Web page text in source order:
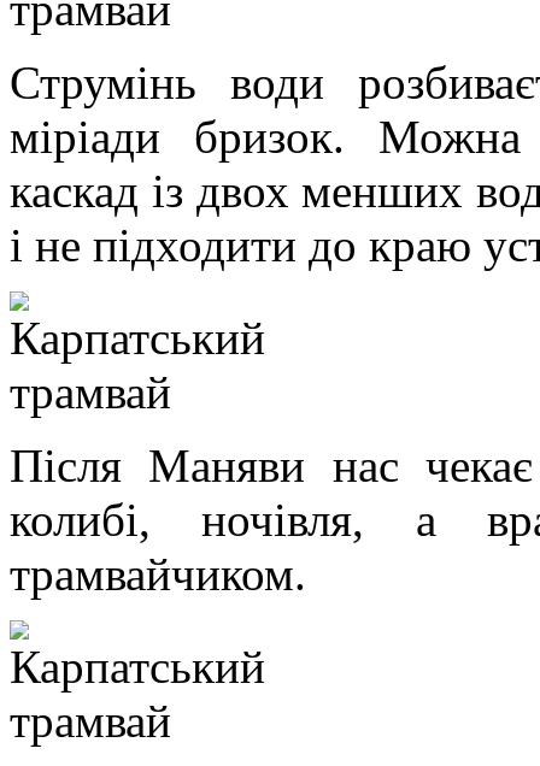
Струмінь води
міріади бризок. Можна
каскад із двох менших
і не підходити до краю
Після Маняви нас
колибі, ночівля, а
трамвайчиком.